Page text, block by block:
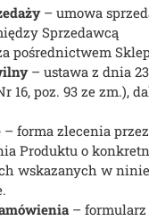
– umowa
Sprzedawcą
pośrednictwem
– ustawa z dnia
16, poz. 93 ze zm.),
– forma zlecenia
Produktu o
wskazanych w
– formularz